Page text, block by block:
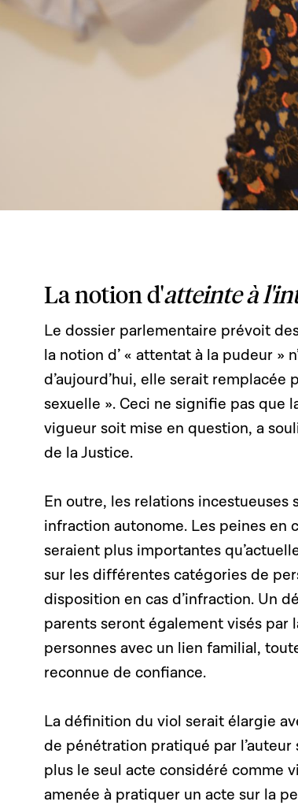
La notion d'atteinte à
Le dossier parlementaire prévoit
la notion d’ « attentat à la pudeur »
d’aujourd’hui, elle serait
sexuelle ». Ceci ne signifie pas que
vigueur soit mise en question, a
de la Justice.
En outre, les relations
infraction autonome. Les peines en
seraient plus importantes
sur les différentes catégories de
disposition en cas d’infraction. Un
parents seront également visés
personnes avec un lien familial,
reconnue de confiance.
La définition du viol serait élargie
de pénétration pratiqué par
plus le seul acte considéré comme
amenée à pratiquer un acte sur la